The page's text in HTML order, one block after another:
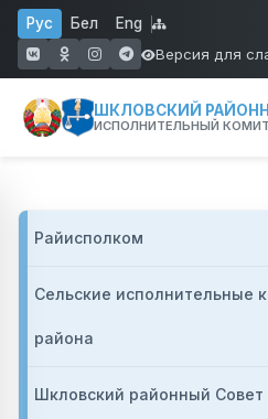
Перейти к основному содержанию
Рус Бел Eng
(открывается в новом окне)
(открывается в новом
(открывается в новом
(открывается в
Версия для
ШКЛОВСКИЙ
ИСПОЛНИТЕЛЬНЫЙ
Райисполком
Сельские исполнительные
района
Шкловский районный Совет